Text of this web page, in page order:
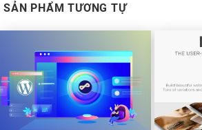
SẢN PHẨM TƯƠNG TỰ